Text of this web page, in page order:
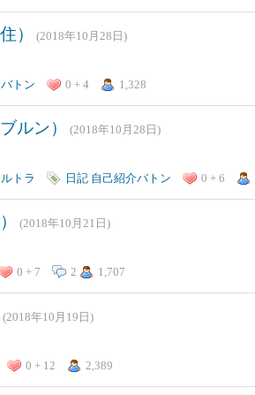
） (2018年10月28日)
トン 0 + 4 1,328
ルン） (2018年10月28日)
トラ 日記 自己紹介バトン 0 + 6
(2018年10月21日)
0 + 7 2 1,707
(2018年10月19日)
0 + 12 2,389